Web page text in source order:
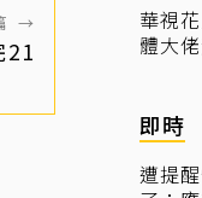
→
21
華視
體大
即時
遭提